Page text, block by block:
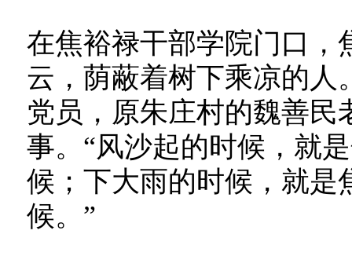
在焦裕禄干部学院门口，
云，荫蔽着树下乘凉的人
党员，原朱庄村的魏善民
事。“风沙起的时候，就
候；下大雨的时候，就是
候。”